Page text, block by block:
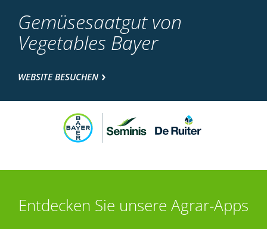
Gemüsesaatgut von
Vegetables Bayer
WEBSITE BESUCHEN
Entdecken Sie unsere Agrar-Apps